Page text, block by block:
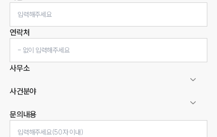
연락처
사무소
사건분야
문의내용